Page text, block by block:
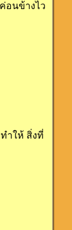
อนข้างไว
ำให้ สิ่งที่